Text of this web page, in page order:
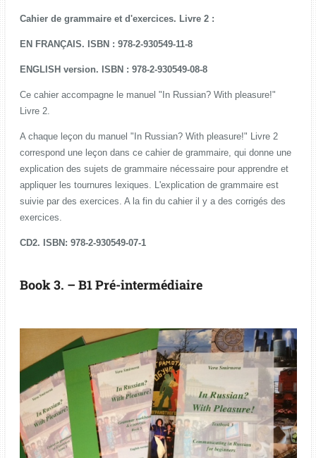
Cahier de grammaire et d'exercices. Livre 2 :
EN FRANÇAIS. ISBN : 978-2-930549-11-8
ENGLISH version. ISBN : 978-2-930549-08-8
Ce cahier accompagne le manuel "In Russian? With pleasure!"
Livre 2.
A chaque leçon du manuel "In Russian? With pleasure!" Livre 2
correspond une leçon dans ce cahier de grammaire, qui donne une
explication des sujets de grammaire nécessaire pour apprendre et
appliquer les tournures lexiques. L'explication de grammaire est
suivie par des exercices. A la fin du cahier il y a des corrigés des
exercices.
CD2. ISBN: 978-2-930549-07-1
Book 3. – B1Pré-intermédiaire